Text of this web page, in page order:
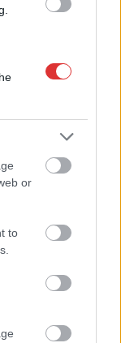
or
to
pedig azon, hogy
élő adásban a
Best FM
Molnár
hozzátette: Az
a katás
kell. „Míg a
a cél,
szeretné a
politikai nyomás